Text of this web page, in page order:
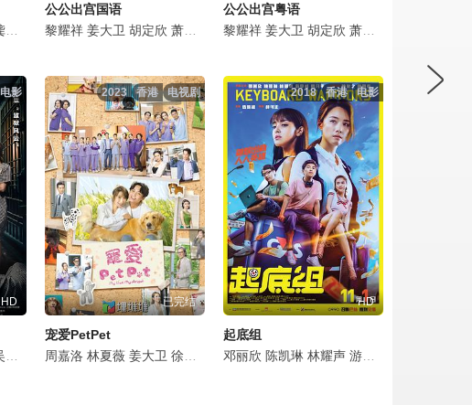
若希 刘佩玥 谢雪心 林景程 黄洛妍 冯皓扬 吴沚默 樊亦敏 李伟健
唐嘉麟
何依婷 郭柏妍 江嘉敏 陈星妤 庄子璇 李成昌 徐荣 韩马利 炜烈
罗兰 何广沛 罗天宇 陈浚霆 何依婷 郭柏妍 江嘉敏 陈星妤 庄子璇
公公出宫国语
黎耀祥 姜大卫 胡定欣 萧正楠 陈国邦 曹永廉 唐诗咏 林夏薇
公公出宫粤语
黎耀祥 姜大卫 胡定欣 萧正楠
姚莹莹 于洋 周骢 冯素波 杨证桦 乐瞳 王绮琴 苏恩磁 冼灏英
谭成坤 黎燕珊 徐肇平
区明妙 罗冠兰 李漫芬 陈熙蕊 谭成坤 黎燕珊 徐肇平
电影
HD
陈滢 陈庭欣 夏嫣 郭奕芯 袁嘉敏 陈嘉莉 李彩桦 孙佳君 汤怡
电视剧
香港
2023
已完结
宠爱PetPet
周嘉洛 林夏薇 姜大卫 徐荣 黄子恒 陈庭欣 古佩玲 招浩明
电影
香港
2018
HD
起底组
邓丽欣 陈凯琳 林耀声 游学修